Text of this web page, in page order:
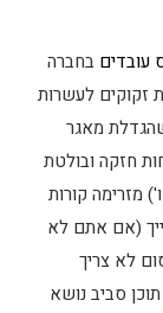
עובדים בחברה
לעשרות
מאגר
חזקה ובולטת
מזרימה קורות
(אם אתם לא
לא צריך
סביב נושא